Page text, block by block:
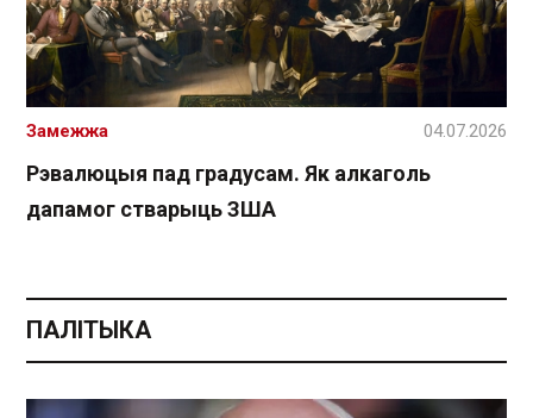
Рэвалюцыя пад градусам. Як алкаголь
дапамог стварыць ЗША
Замежжа 04.07.2026
ПАЛІТЫКА